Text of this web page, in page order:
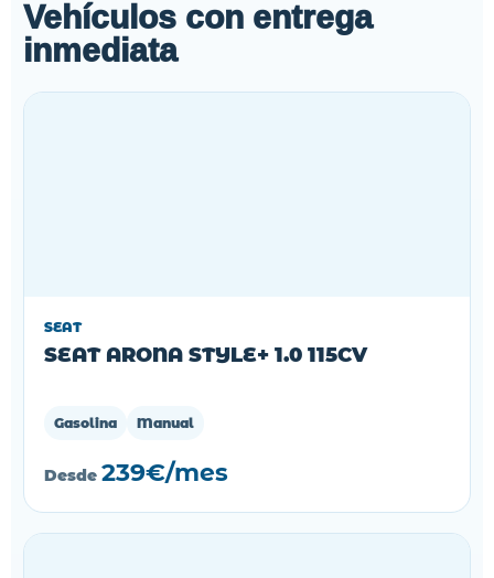
Vehículos con entrega
inmediata
SEAT
SEAT ARONA STYLE+ 1.0 115CV
Gasolina Manual
Desde 239€/mes